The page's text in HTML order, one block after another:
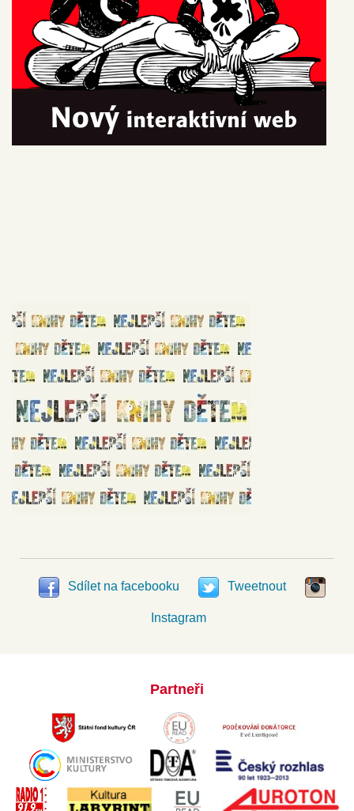
Sdílet na facebooku Tweetnout
Instagram
Partneři